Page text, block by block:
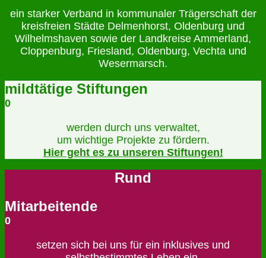
ein starker Verband in kommunaler Trägerschaft der
kreisfreien Städte Delmenhorst, Oldenburg und
Wilhelmshaven sowie der Landkreise Ammerland,
Cloppenburg, Friesland, Oldenburg, Vechta und
Wesermarsch.
mildtätige Stiftungen
0
werden durch uns verwaltet,
um wichtige Projekte zu fördern.
Hier geht es zu unseren Stiftungen!
Rund
Mitarbeitende
0
setzen sich bei uns für ein inklusives und